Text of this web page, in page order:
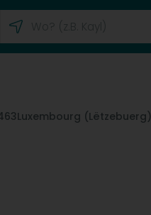
Luxembourg (Lëtzebuerg)